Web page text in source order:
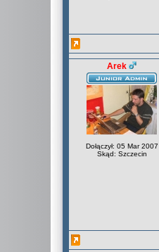
Arek
Dołączył: 05 Mar 2007
Skąd: Szczecin